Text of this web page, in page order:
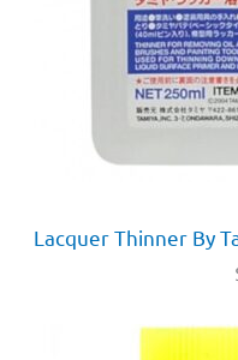
Lacquer Thinner By